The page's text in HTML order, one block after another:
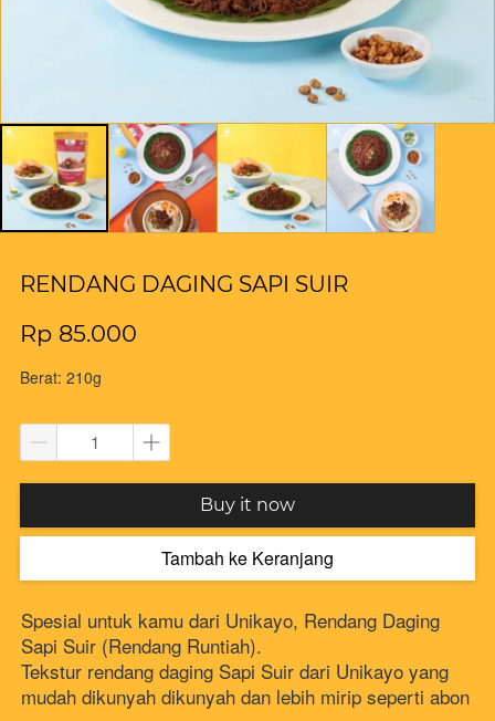
RENDANG DAGING SAPI SUIR
Rp 85.000
Berat: 210g
`Buy it now
`
Tambah ke Keranjang
Spesial untuk kamu dari Unikayo, Rendang Daging
Sapi Suir (Rendang Runtiah).
Tekstur rendang daging Sapi Suir dari Unikayo yang
mudah dikunyah dikunyah dan lebih mirip seperti abon